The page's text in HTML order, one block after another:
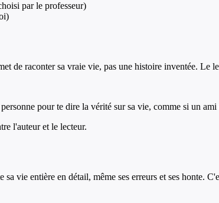
par le professeur)
de raconter sa vraie vie, pas une histoire inventée. Le
pour te dire la vérité sur sa vie, comme si un
l'auteur et le lecteur.
vie entière en détail, même ses erreurs et ses honte.